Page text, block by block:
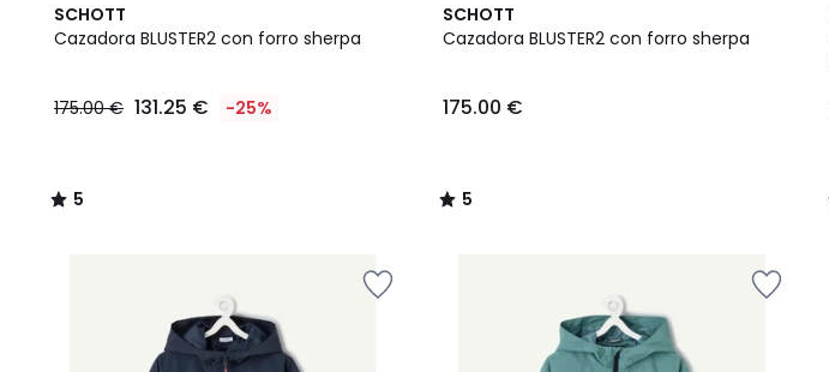
SCHOTT
Cazadora BLUSTER2 con forro sherpa
175.00 € 131.25 € -25%
5
/
5
/
SCHOTT
Cazadora BLUSTER2 con forro sherpa
175.00 €
5
/
5
/